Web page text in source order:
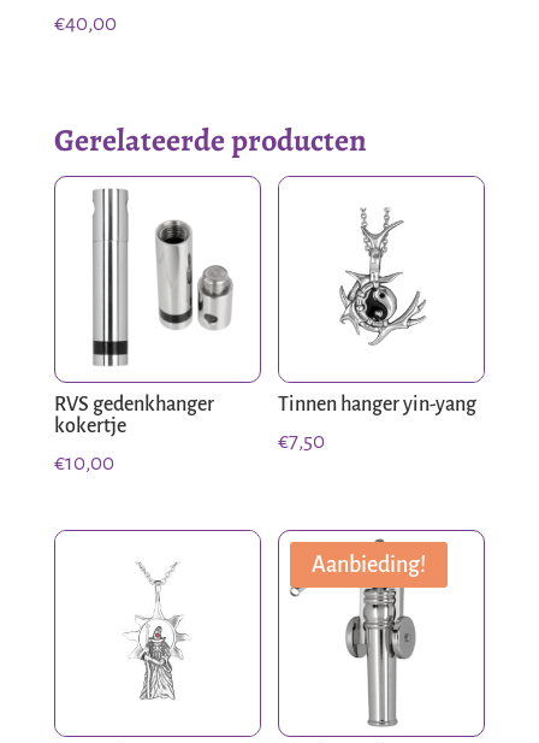
€40,00
Gerelateerde producten
RVS gedenkhanger
kokertje
€10,00
Tinnen hanger yin-yang
€7,50
Aanbieding!